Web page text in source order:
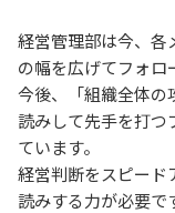
経営管理部は今、各
の幅を広げてフォロ
今後、「組織全体の
読みして先手を打つ
ています。
経営判断をスピード
読みする力が必要で